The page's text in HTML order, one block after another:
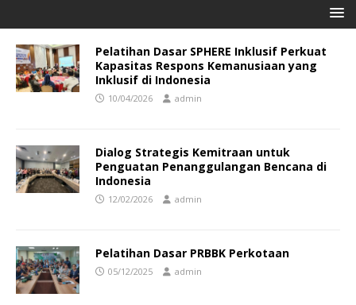
Pelatihan Dasar SPHERE Inklusif Perkuat
Kapasitas Respons Kemanusiaan yang
Inklusif di Indonesia
10/04/2026 admin
Dialog Strategis Kemitraan untuk
Penguatan Penanggulangan Bencana di
Indonesia
12/02/2026 admin
Pelatihan Dasar PRBBK Perkotaan
05/12/2025 admin